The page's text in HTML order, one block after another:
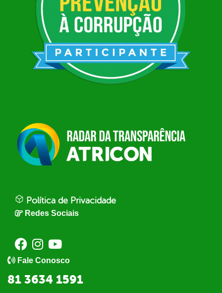
Política de Privacidade
Redes Sociais
Fale Conosco
81 3634 1591